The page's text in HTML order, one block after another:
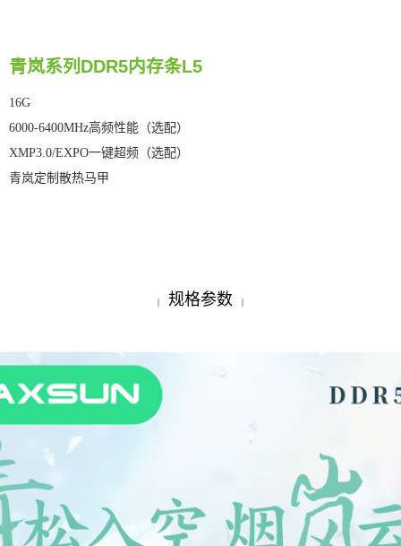
青岚系列DDR5内存条L5
16G
6000-6400MHz高频性能（选配）
XMP3.0/EXPO一键超频（选配）
青岚定制散热马甲
| 规格参数 |